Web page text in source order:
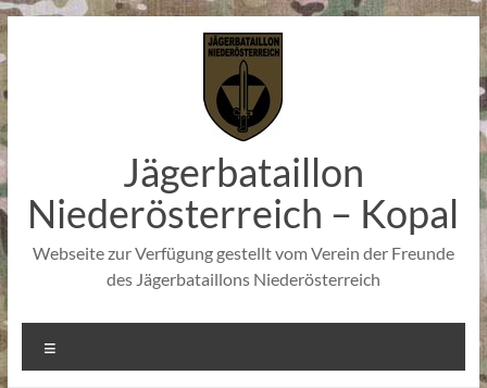
Zum
springen
Jägerbataillon
Niederösterreich – Kopal
Webseite zur Verfügung gestellt vom Verein der Freunde
des Jägerbataillons Niederösterreich